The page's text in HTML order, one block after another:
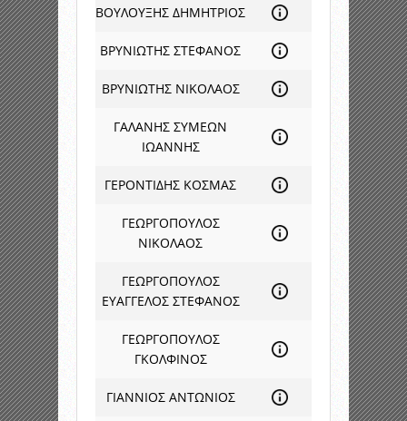
ΒΟΥΛΟΥΞΗΣ ΔΗΜΗΤΡΙΟΣ
ΒΡΥΝΙΩΤΗΣ ΣΤΕΦΑΝΟΣ
ΒΡΥΝΙΩΤΗΣ ΝΙΚΟΛΑΟΣ
ΓΑΛΑΝΗΣ ΣΥΜΕΩΝ
ΙΩΑΝΝΗΣ
ΓΕΡΟΝΤΙΔΗΣ ΚΟΣΜΑΣ
ΓΕΩΡΓΟΠΟΥΛΟΣ
ΝΙΚΟΛΑΟΣ
ΓΕΩΡΓΟΠΟΥΛΟΣ
ΕΥΑΓΓΕΛΟΣ ΣΤΕΦΑΝΟΣ
ΓΕΩΡΓΟΠΟΥΛΟΣ
ΓΚΟΛΦΙΝΟΣ
ΓΙΑΝΝΙΟΣ ΑΝΤΩΝΙΟΣ